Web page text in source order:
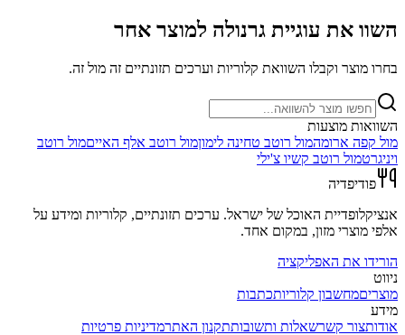
השוו את עוגיית גרנולה למוצר אחר
בחרו מוצר וקבלו השוואת קלוריות וערכים תזונתיים זה מול זה.
השוואות מוצעות
מול קפה ארומהמול רוטב טחינה לימוןמול רוטב אלף האייםמול רוטב
ויניגרטמול רוטב קשיו צ'ילי
פודיפדיה
אנציקלופדיית האוכל של ישראל. ערכים תזונתיים, קלוריות ומידע על
אלפי מוצרי מזון, במקום אחד.
הורידו את האפליקציה
ניווט
מוצריםמחשבון קלוריותכתבות
מידע
אודותצור קשרשאלות ותשובותתקנון האתרמדיניות פרטיות